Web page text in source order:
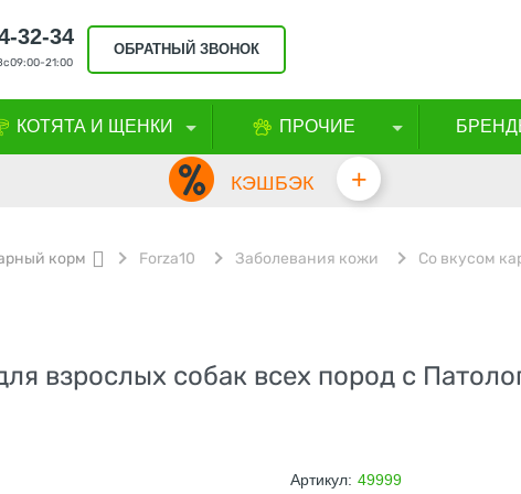
32-34
21:00
ОБРАТНЫЙ ЗВОНОК
КОТЯТА И ЩЕНКИ ПРОЧИЕ
КЭШБЭК +
корм Forza10 Заболевания кожи Со вкусом
взрослых собак всех пород с
Артикул: 49999